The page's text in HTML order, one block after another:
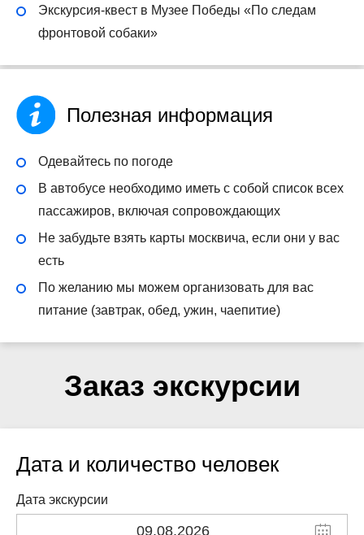
Экскурсия-квест в Музее Победы «По следам
фронтовой собаки»
Полезная информация
Одевайтесь по погоде
В автобусе необходимо иметь с собой список всех
пассажиров, включая сопровождающих
Не забудьте взять карты москвича, если они у вас
есть
По желанию мы можем организовать для вас
питание (завтрак, обед, ужин, чаепитие)
Заказ экскурсии
Дата и количество человек
Дата экскурсии